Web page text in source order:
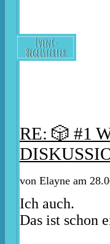
Event-
Begeisterter
RE: 🎲 #1
von Elayne am
Ich auch.
Das ist schon